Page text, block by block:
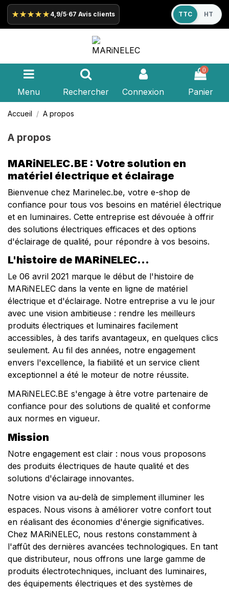
★★★★★ 4,9/5·67 Avis clients TTC HT
Menu Rechercher Connexion
0
Panier
Accueil A propos
A propos
MARiNELEC.BE : Votre solution en
matériel électrique et éclairage
Bienvenue chez Marinelec.be, votre e-shop de
confiance pour tous vos besoins en matériel électrique
et en luminaires. Cette entreprise est dévouée à offrir
des solutions électriques efficaces et des options
d'éclairage de qualité, pour répondre à vos besoins.
L'histoire de MARiNELEC...
Le 06 avril 2021 marque le début de l'histoire de
MARiNELEC dans la vente en ligne de matériel
électrique et d'éclairage. Notre entreprise a vu le jour
avec une vision ambitieuse : rendre les meilleurs
produits électriques et luminaires facilement
accessibles, à des tarifs avantageux, en quelques clics
seulement. Au fil des années, notre engagement
envers l'excellence, la fiabilité et un service client
exceptionnel a été le moteur de notre réussite.
MARiNELEC.BE s'engage à être votre partenaire de
confiance pour des solutions de qualité et conforme
aux normes en vigueur.
Mission
Notre engagement est clair : nous vous proposons
des produits électriques de haute qualité et des
solutions d'éclairage innovantes.
Notre vision va au-delà de simplement illuminer les
espaces. Nous visons à améliorer votre confort tout
en réalisant des économies d'énergie significatives.
Chez MARiNELEC, nous restons constamment à
l'affût des dernières avancées technologiques. En tant
que distributeur, nous offrons une large gamme de
produits électrotechniques, incluant des luminaires,
des équipements électriques et des systèmes de